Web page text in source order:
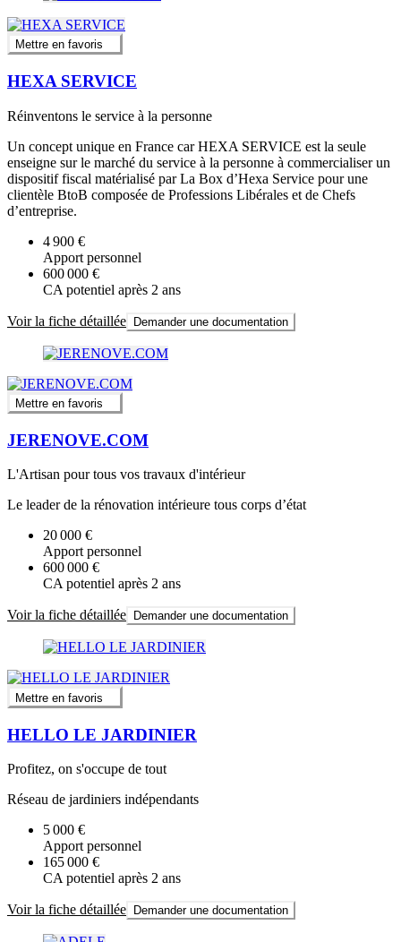
Mettre en favoris
HEXA SERVICE
Réinventons le service à la personne
Un concept unique en France car HEXA SERVICE est la seule
enseigne sur le marché du service à la personne à commercialiser un
dispositif fiscal matérialisé par La Box d’Hexa Service pour une
clientèle BtoB composée de Professions Libérales et de Chefs
d’entreprise.
4 900 €
Apport personnel
600 000 €
CA potentiel après 2 ans
Voir la fiche détaillée Demander une documentation
Mettre en favoris
JERENOVE.COM
L'Artisan pour tous vos travaux d'intérieur
Le leader de la rénovation intérieure tous corps d’état
20 000 €
Apport personnel
600 000 €
CA potentiel après 2 ans
Voir la fiche détaillée Demander une documentation
Mettre en favoris
HELLO LE JARDINIER
Profitez, on s'occupe de tout
Réseau de jardiniers indépendants
5 000 €
Apport personnel
165 000 €
CA potentiel après 2 ans
Voir la fiche détaillée Demander une documentation